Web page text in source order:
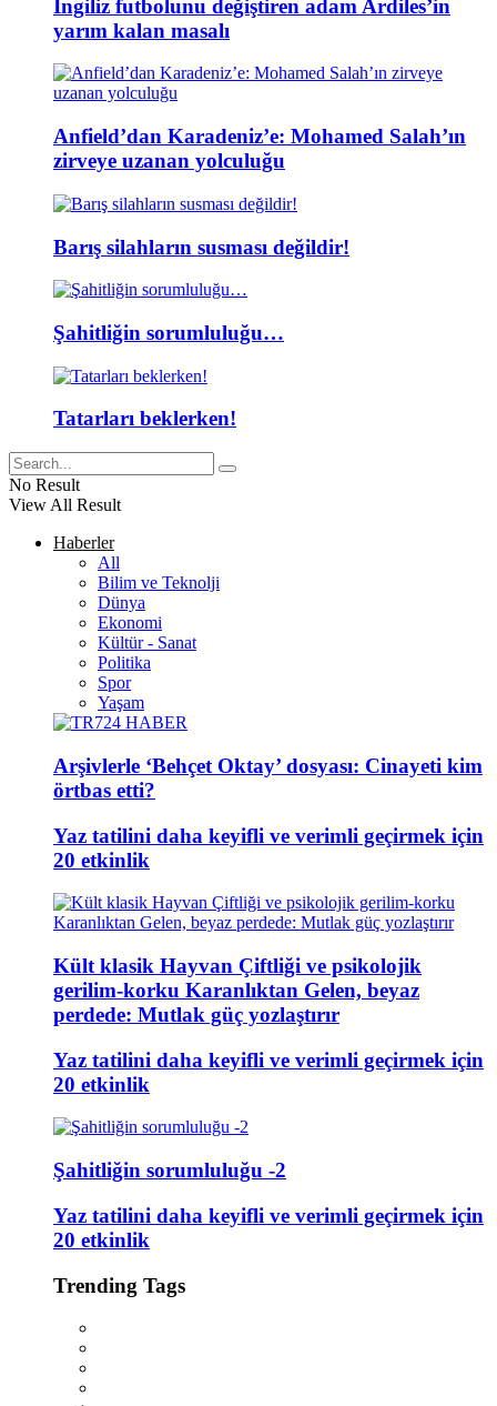
İngiliz futbolunu değiştiren adam Ardiles’in
yarım kalan masalı
Anfield’dan Karadeniz’e: Mohamed Salah’ın
zirveye uzanan yolculuğu
Barış silahların susması değildir!
Şahitliğin sorumluluğu…
Tatarları beklerken!
No Result
View All Result
Haberler
All
Bilim ve Teknolji
Dünya
Ekonomi
Kültür - Sanat
Politika
Spor
Yaşam
Arşivlerle ‘Behçet Oktay’ dosyası: Cinayeti kim
örtbas etti?
Yaz tatilini daha keyifli ve verimli geçirmek için
20 etkinlik
Kült klasik Hayvan Çiftliği ve psikolojik
gerilim-korku Karanlıktan Gelen, beyaz
perdede: Mutlak güç yozlaştırır
Yaz tatilini daha keyifli ve verimli geçirmek için
20 etkinlik
Şahitliğin sorumluluğu -2
Yaz tatilini daha keyifli ve verimli geçirmek için
20 etkinlik
Trending Tags